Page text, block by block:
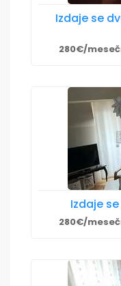
Izdaje se
280€/
Izdaje
280€/